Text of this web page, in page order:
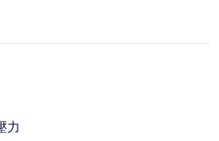
力